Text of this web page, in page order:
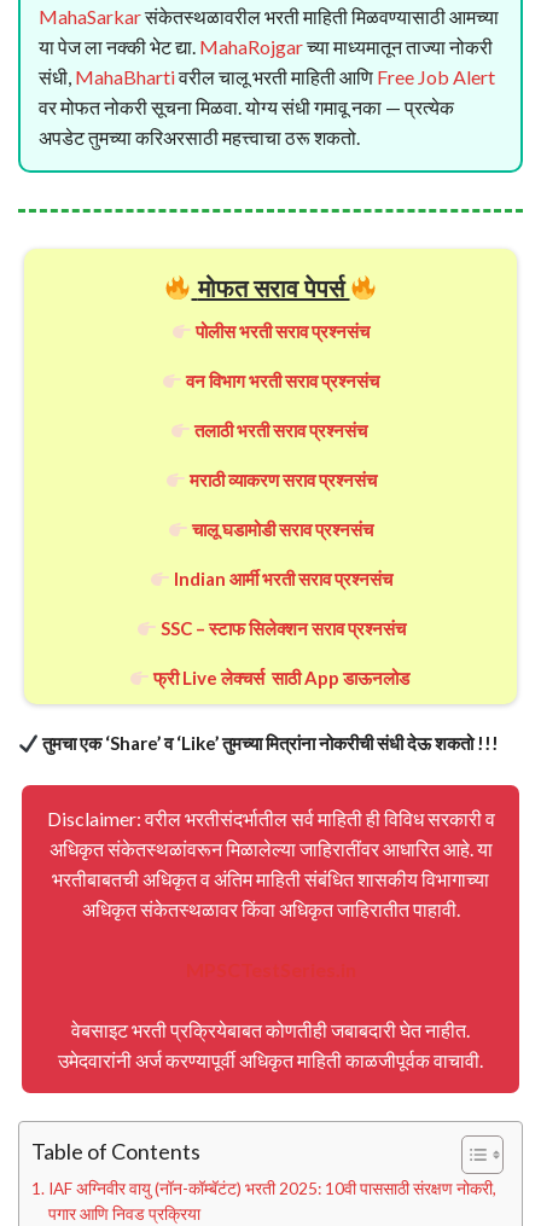
MahaSarkarसंकेतस्थळावरील भरती माहिती मिळवण्यासाठी आमच्या
या पेज ला नक्की भेट द्या. MahaRojgarच्या माध्यमातून ताज्या नोकरी
संधी, MahaBhartiवरील चालू भरती माहिती आणि Free Job Alert
वर मोफत नोकरी सूचना मिळवा. योग्य संधी गमावू नका — प्रत्येक
अपडेट तुमच्या करिअरसाठी महत्त्वाचा ठरू शकतो.
मोफत सराव पेपर्स
पोलीस भरती सराव प्रश्नसंच
वन विभाग भरती सराव प्रश्नसंच
तलाठी भरती सराव प्रश्नसंच
मराठी व्याकरण सराव प्रश्नसंच
चालू घडामोडी सराव प्रश्नसंच
Indian आर्मी भरती सराव प्रश्नसंच
SSC – स्टाफ सिलेक्शन सराव प्रश्नसंच
फ्री Live लेक्चर्स साठी App डाऊनलोड
तुमचा एक ‘Share’ व ‘Like’ तुमच्या मित्रांना नोकरीची संधी देऊ शकतो !!!
Disclaimer: वरील भरतीसंदर्भातील सर्व माहिती ही विविध सरकारी व
अधिकृत संकेतस्थळांवरून मिळालेल्या जाहिरातींवर आधारित आहे. या
भरतीबाबतची अधिकृत व अंतिम माहिती संबंधित शासकीय विभागाच्या
अधिकृत संकेतस्थळावर किंवा अधिकृत जाहिरातीत पाहावी.
वेबसाइट भरती प्रक्रियेबाबत कोणतीही जबाबदारी घेत नाहीत.
उमेदवारांनी अर्ज करण्यापूर्वी अधिकृत माहिती काळजीपूर्वक वाचावी.
Table of Contents
IAF अग्निवीर वायु (नॉन-कॉम्बॅटंट) भरती 2025: 10वी पाससाठी संरक्षण नोकरी,
पगार आणि निवड प्रक्रिया